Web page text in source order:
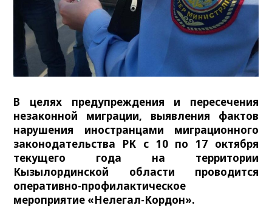
В целях предупреждения и пересечения
незаконной миграции, выявления фактов
нарушения иностранцами миграционного
законодательства РК с 10 по 17 октября
текущего года на территории
Кызылординской области проводится
оперативно-профилактическое
мероприятие «Нелегал-Кордон».